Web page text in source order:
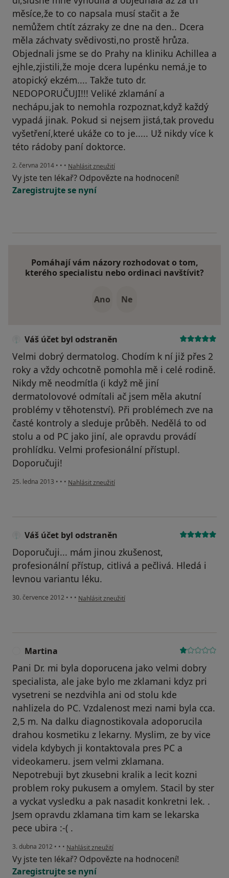
měsíce,že to co napsala musí stačit a že
nemůžem chtít zázraky ze dne na den.. Dcera
měla záchvaty svědivosti,no prostě hrůza.
Objednali jsme se do Prahy na kliniku Achillea a
ejhle,zjistili,že moje dcera lupénku nemá,je to
atopický ekzém.... Takže tuto dr.
NEDOPORUČUJI!!! Veliké zklamání a
nechápu,jak to nemohla rozpoznat,když každý
vypadá jinak. Pokud si nejsem jistá,tak provedu
vyšetření,které ukáže co to je..... Už nikdy více k
této rádoby paní doktorce.
2. června 2014 • • • podle názoru uživatele Váš účet byl odstraněn
Nahlásit zneužití
Vy jste ten lékař? Odpovězte na hodnocení!
Zaregistrujte se nyní
Pomáhají vám názory rozhodovat o tom,
kterého specialistu nebo ordinaci navštívit?
Ano Ne
Váš účet byl odstraněn
Velmi dobrý dermatolog. Chodím k ní již přes 2
roky a vždy ochcotně pomohla mě i celé rodině.
Nikdy mě neodmítla (i když mě jiní
dermatolovové odmítali ač jsem měla akutní
problémy v těhotenství). Při problémech zve na
časté kontroly a sleduje průběh. Nedělá to od
stolu a od PC jako jiní, ale opravdu provádí
prohlídku. Velmi profesionální přístupl.
Doporučuji!
25. ledna 2013 • • • podle názoru uživatele Váš účet byl odstraněn
Nahlásit zneužití
Váš účet byl odstraněn
Doporučuji... mám jinou zkušenost,
profesionální přístup, citlivá a pečlivá. Hledá i
levnou variantu léku.
30. července 2012 • • • podle názoru uživatele Váš účet byl odstraněn
Nahlásit zneužití
Martina
Pani Dr. mi byla doporucena jako velmi dobry
specialista, ale jake bylo me zklamani kdyz pri
vysetreni se nezdvihla ani od stolu kde
nahlizela do PC. Vzdalenost mezi nami byla cca.
2,5 m. Na dalku diagnostikovala adoporucila
drahou kosmetiku z lekarny. Myslim, ze by vice
videla kdybych ji kontaktovala pres PC a
videokameru. jsem velmi zklamana.
Nepotrebuji byt zkusebni kralik a lecit kozni
problem roky pukusem a omylem. Stacil by ster
a vyckat vysledku a pak nasadit konkretni lek. .
Jsem opravdu zklamana tim kam se lekarska
pece ubira :-( .
3. dubna 2012 • • • podle názoru uživatele Martina
Nahlásit zneužití
Vy jste ten lékař? Odpovězte na hodnocení!
Zaregistrujte se nyní